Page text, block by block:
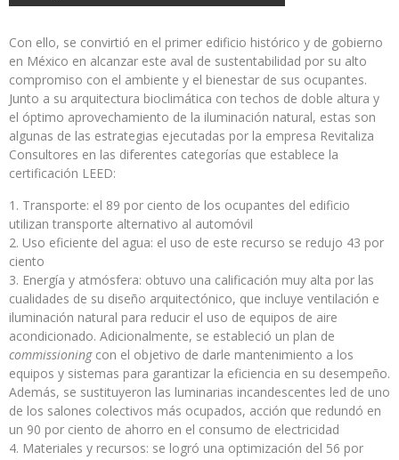
Con ello, se convirtió en el primer edificio histórico y de gobierno
en México en alcanzar este aval de sustentabilidad por su alto
compromiso con el ambiente y el bienestar de sus ocupantes.
Junto a su arquitectura bioclimática con techos de doble altura y
el óptimo aprovechamiento de la iluminación natural, estas son
algunas de las estrategias ejecutadas por la empresa Revitaliza
Consultores en las diferentes categorías que establece la
certificación LEED:
Transporte: el 89 por ciento de los ocupantes del edificio
utilizan transporte alternativo al automóvil
Uso eficiente del agua: el uso de este recurso se redujo 43 por
ciento
Energía y atmósfera: obtuvo una calificación muy alta por las
cualidades de su diseño arquitectónico, que incluye ventilación e
iluminación natural para reducir el uso de equipos de aire
acondicionado. Adicionalmente, se estableció un plan de
commissioningcon el objetivo de darle mantenimiento a los
equipos y sistemas para garantizar la eficiencia en su desempeño.
Además, se sustituyeron las luminarias incandescentes led de uno
de los salones colectivos más ocupados, acción que redundó en
un 90 por ciento de ahorro en el consumo de electricidad
Materiales y recursos: se logró una optimización del 56 por